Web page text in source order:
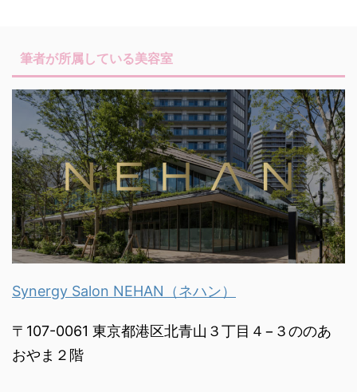
筆者が所属している美容室
Synergy Salon NEHAN（ネハン）
〒107-0061 東京都港区北青山３丁目４−３ののあ
おやま２階